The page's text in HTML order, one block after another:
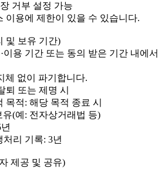
거부 설정 가능
이용에 제한이 있을 수 있습니다.
및 보유 기간)
이용 기간 또는 동의 받은 기간 내에서
체 없이 파기합니다.
퇴 또는 제명 시
목적: 해당 목적 종료 시
(예: 전자상거래법 등)
리 기록: 3년
제공 및 공유)